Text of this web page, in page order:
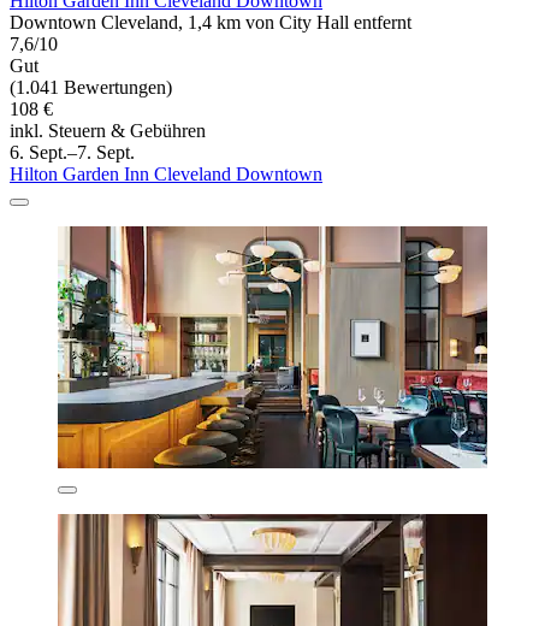
Downtown Cleveland, 1,4 km von City Hall entfernt
7,6/10
Gut
(1.041 Bewertungen)
108 €
inkl. Steuern & Gebühren
6. Sept.–7. Sept.
Hilton Garden Inn Cleveland Downtown